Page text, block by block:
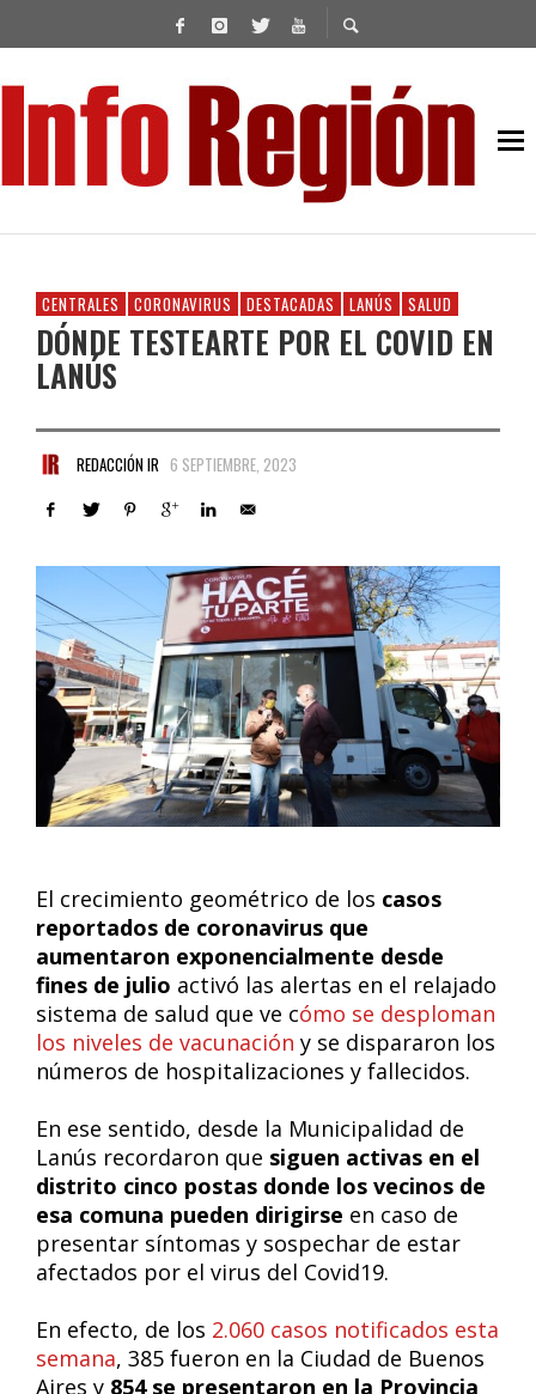
CENTRALES CORONAVIRUS DESTACADAS LANÚS SALUD
DÓNDE TESTEARTE POR EL COVID EN
LANÚS
REDACCIÓN IR 6 SEPTIEMBRE, 2023
El crecimiento geométrico de los casos
reportados de coronavirus que
aumentaron exponencialmente desde
fines de julio activó las alertas en el relajado
sistema de salud que ve cómo se desploman
los niveles de vacunación y se dispararon los
números de hospitalizaciones y fallecidos.
En ese sentido, desde la Municipalidad de
Lanús recordaron que siguen activas en el
distrito cinco postas donde los vecinos de
esa comuna pueden dirigirse en caso de
presentar síntomas y sospechar de estar
afectados por el virus del Covid19.
En efecto, de los 2.060 casos notificados esta
semana, 385 fueron en la Ciudad de Buenos
Aires y 854 se presentaron en la Provincia